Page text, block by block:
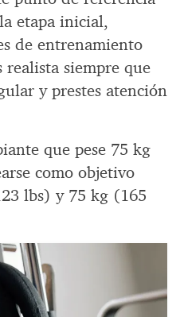
etapa inicial,
de entrenamiento
realista siempre que
y prestes atención
que pese 75 kg
como objetivo
lbs) y 75 kg (165